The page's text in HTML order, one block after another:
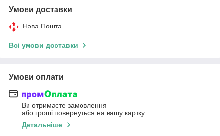
Умови доставки
Нова Пошта
Всі умови доставки
Умови оплати
Ви отримаєте замовлення
або гроші повернуться на вашу картку
Детальніше